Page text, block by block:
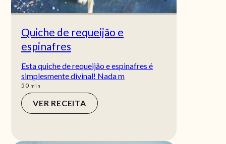
Quiche de requeijão e
espinafres
Esta quiche de requeijão e espinafres é
simplesmente divinal! Nada m
50min
min
VER RECEITA